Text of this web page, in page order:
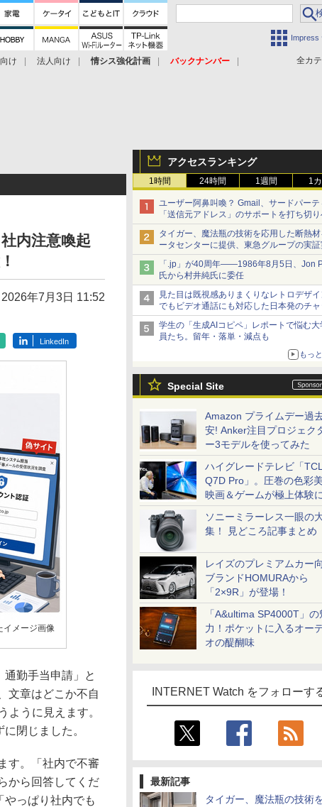
Impress
全カ
け 法人向け 情シス強化計画
バックナンバー
アクセスランキング
1時間 24時間 1週間 1
ユーザー阿鼻叫喚？ Gmail、サードパーテ
「送信元アドレス」のサポートを打ち切
【やじうまWatch】
タイガー、魔法瓶の技術を応用した断熱
ータセンターに提供、東急グループの実証
で 「ステンレス密封真空断熱パネル
「.jp」が40周年――1986年8月5日、Jon
氏から村井純氏に委任
見た目は既視感ありまくりなレトロデザイ
でもビデオ通話にも対応した日本発のチャ
アプリが登場【やじうまWatch】
学生の「生成AIコピペ」レポートで悩む大
員たち。留年・落単・減点も
もっ
Special Site
Amazon プライムデー過
安! Anker注目プロジェク
ー3モデルを使ってみた
ハイグレードテレビ「TCL
Q7D Pro」。圧巻の色彩
映画＆ゲームが極上体験に
ソニーミラーレス一眼の
集！ 見どころ記事まとめ
レイズのプレミアムカー
ブランドHOMURAから
「2×9R」が登場！
「A&ultima SP4000T」の
力！ポケットに入るオー
オの醍醐味
INTERNET Watch をフォローす
最新記事
タイガー、魔法瓶の技術
内注意喚起
2026年7月3日 11:52
LinkedIn
イメージ画像
勤手当申請」と
文章はどこか不自
ように見えます。
閉じました。
す。「社内で不審
から回答してくだ
やっぱり社内でも